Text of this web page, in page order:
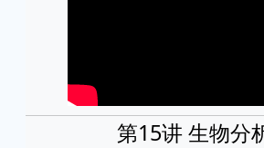
第15讲 生物分